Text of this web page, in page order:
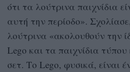
ότι τα λούτρινα παιχνίδια
αυτή την περίοδο».
λούτρινα «ακολουθούν την
Lego και τα παιχνίδια
σετ. Το Lego, φυσικά, είναι